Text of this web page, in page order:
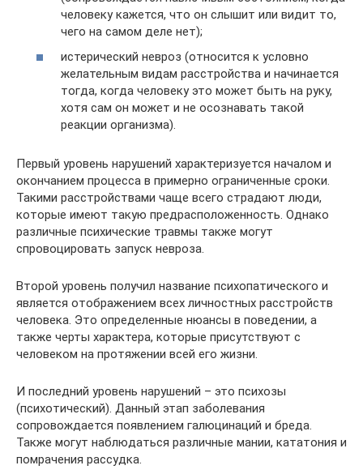
человеку кажется, что он слышит или видит то,
чего на самом деле нет);
истерический невроз (относится к условно
желательным видам расстройства и начинается
тогда, когда человеку это может быть на руку,
хотя сам он может и не осознавать такой
реакции организма).
Первый уровень нарушений характеризуется началом и
окончанием процесса в примерно ограниченные сроки.
Такими расстройствами чаще всего страдают люди,
которые имеют такую предрасположенность. Однако
различные психические травмы также могут
спровоцировать запуск невроза.
Второй уровень получил название психопатического и
является отображением всех личностных расстройств
человека. Это определенные нюансы в поведении, а
также черты характера, которые присутствуют с
человеком на протяжении всей его жизни.
И последний уровень нарушений – это психозы
(психотический). Данный этап заболевания
сопровождается появлением галюцинаций и бреда.
Также могут наблюдаться различные мании, кататония и
помрачения рассудка.